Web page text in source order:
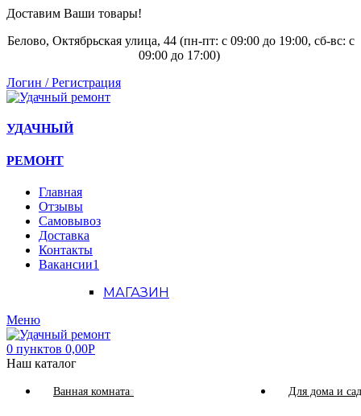
Доставим Ваши товары!
Белово, Октябрьская улица, 44 (пн-пт: с 09:00 до 19:00, сб-вс: с
09:00 до 17:00)
Логин / Регистрация
УДАЧНЫЙ
РЕМОНТ
Главная
Отзывы
Самовывоз
Доставка
Контакты
Вакансии1
МАГАЗИН
Меню
0 пунктов 0,00Р
Наш каталог
Ванная комната Для дома и